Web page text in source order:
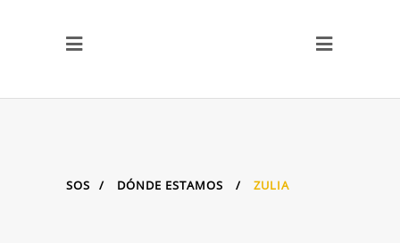
SOS / DÓNDE ESTAMOS / ZULIA